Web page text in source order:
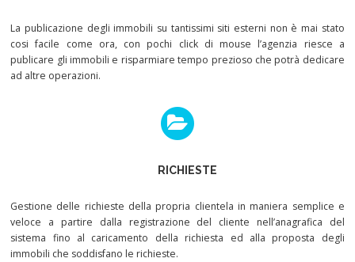
La publicazione degli immobili su tantissimi siti esterni non è mai stato
cosi facile come ora, con pochi click di mouse l’agenzia riesce a
publicare gli immobili e risparmiare tempo prezioso che potrà dedicare
ad altre operazioni.
RICHIESTE
Gestione delle richieste della propria clientela in maniera semplice e
veloce a partire dalla registrazione del cliente nell’anagrafica del
sistema fino al caricamento della richiesta ed alla proposta degli
immobili che soddisfano le richieste.